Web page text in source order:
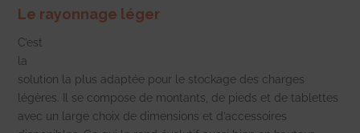
Le rayonnage léger
C’est
la
solution la plus adaptée pour le stockage des charges
légères. Il se compose de montants, de pieds et de tablettes
avec un large choix de dimensions et d’accessoires